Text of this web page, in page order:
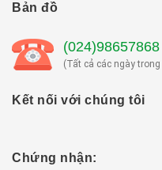
Bản đồ
(024)98657868
(Tất cả các ngày
Kết nối với chúng tôi
Chứng nhận: